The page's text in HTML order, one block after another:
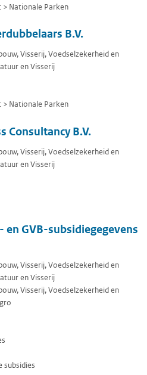
Nationale Parken
B.V.
Visserij, Voedselzekerheid en
en Visserij
Nationale Parken
Consultancy B.V.
Visserij, Voedselzekerheid en
en Visserij
en GVB-subsidiegegevens
Visserij, Voedselzekerheid en
en Visserij
Visserij, Voedselzekerheid en
subsidies